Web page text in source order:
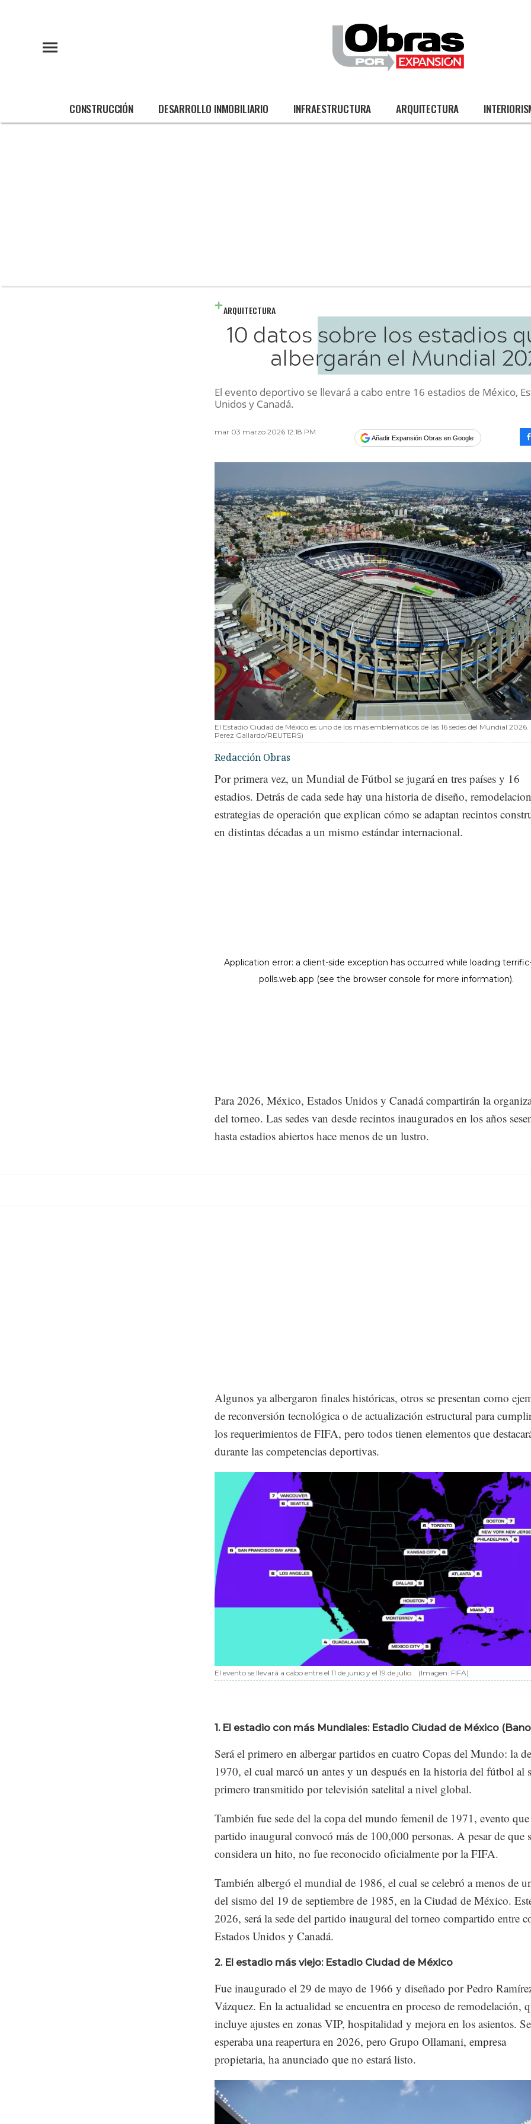
CONSTRUCCIÓN DESARROLLO INMOBILIARIO INFRAESTRUCTURA ARQUITECTURA
ARQUITECTURA
10 datos sobre los estadios
albergarán el Mundial
El evento deportivo se llevará a cabo entre 16 estadios de México,
Unidos y Canadá.
mar 03 marzo 2026 12:18 PM
Añadir Expansión Obras en Google
El Estadio Ciudad de México es uno de los más emblemáticos de las 16 sedes del Mundial 2026.
Perez Gallardo/REUTERS)
Redacción Obras
Por primera vez, un Mundial de Fútbol se jugará en tres países y 16
estadios. Detrás de cada sede hay una historia de diseño,
estrategias de operación que explican cómo se adaptan recintos
en distintas décadas a un mismo estándar internacional.
Para 2026, México, Estados Unidos y Canadá compartirán la
del torneo. Las sedes van desde recintos inaugurados en los años
hasta estadios abiertos hace menos de un lustro.
Algunos ya albergaron finales históricas, otros se presentan como
de reconversión tecnológica o de actualización estructural para
los requerimientos de FIFA, pero todos tienen elementos que
durante las competencias deportivas.
El evento se llevará a cabo entre el 11 de junio y el 19 de julio. (Imagen: FIFA)
1. El estadio con más Mundiales: Estadio Ciudad de México
Será el primero en albergar partidos en cuatro Copas del Mundo: la de
1970, el cual marcó un antes y un después en la historia del fútbol al
primero transmitido por televisión satelital a nivel global.
También fue sede del la copa del mundo femenil de 1971, evento que
partido inaugural convocó más de 100,000 personas. A pesar de que
considera un hito, no fue reconocido oficialmente por la FIFA.
También albergó el mundial de 1986, el cual se celebró a menos de
del sismo del 19 de septiembre de 1985, en la Ciudad de México.
2026, será la sede del partido inaugural del torneo compartido entre
Estados Unidos y Canadá.
2. El estadio más viejo: Estadio Ciudad de México
Fue inaugurado el 29 de mayo de 1966 y diseñado por Pedro
Vázquez. En la actualidad se encuentra en proceso de remodelación,
incluye ajustes en zonas VIP, hospitalidad y mejora en los asientos. Se
esperaba una reapertura en 2026, pero Grupo Ollamani, empresa
propietaria, ha anunciado que no estará listo.